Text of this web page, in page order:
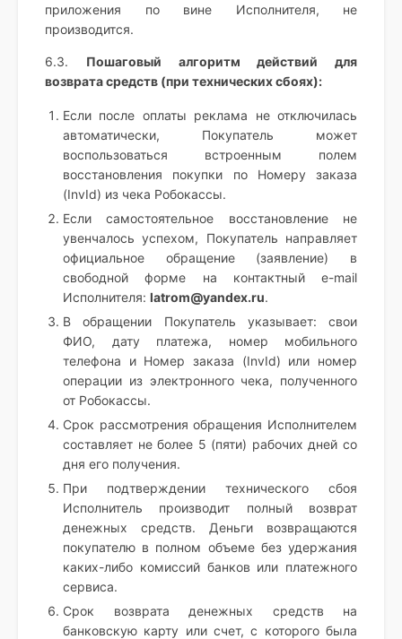
приложения по вине Исполнителя, не
производится.
6.3. Пошаговый алгоритм действий для
возврата средств (при технических сбоях):
Если после оплаты реклама не отключилась
автоматически, Покупатель может
воспользоваться встроенным полем
восстановления покупки по Номеру заказа
(InvId) из чека Робокассы.
Если самостоятельное восстановление не
увенчалось успехом, Покупатель направляет
официальное обращение (заявление) в
свободной форме на контактный e-mail
Исполнителя: latrom@yandex.ru.
В обращении Покупатель указывает: свои
ФИО, дату платежа, номер мобильного
телефона и Номер заказа (InvId) или номер
операции из электронного чека, полученного
от Робокассы.
Срок рассмотрения обращения Исполнителем
составляет не более 5 (пяти) рабочих дней со
дня его получения.
При подтверждении технического сбоя
Исполнитель производит полный возврат
денежных средств. Деньги возвращаются
покупателю в полном объеме без удержания
каких-либо комиссий банков или платежного
сервиса.
Срок возврата денежных средств на
банковскую карту или счет, с которого была